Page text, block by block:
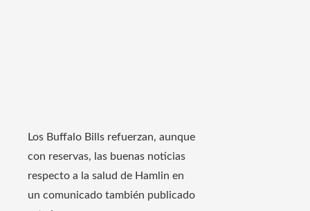
Los Buffalo Bills refuerzan, aunque
con reservas, las buenas noticias
respecto a la salud de Hamlin en
un comunicado también publicado